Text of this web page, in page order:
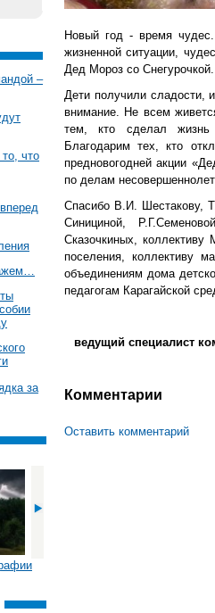
–
что
за
Новый год - время
жизненной ситуации,
Дед Мороз со Снегурочкой.
Дети получили сладости,
внимание. Не всем
тем, кто сделал жизнь
Благодарим тех, кто
предновогодней акции
по делам
Спасибо В.И. Шестакову,
Синициной,
Сказочкиных,
поселения, коллективу
объединениям дома
педагогам Карагайской
ведущий специалист
Комментарии
Оставить комментарий